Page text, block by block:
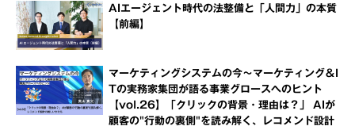
AIエージェント時代の法整備と「人間力」の本質
【前編】
マーケティングシステムの今～マーケティング＆I
Tの実務家集団が語る事業グロースへのヒント
【vol.26】「クリックの背景・理由は？」 AIが
顧客の"行動の裏側"を読み解く、レコメンド設計